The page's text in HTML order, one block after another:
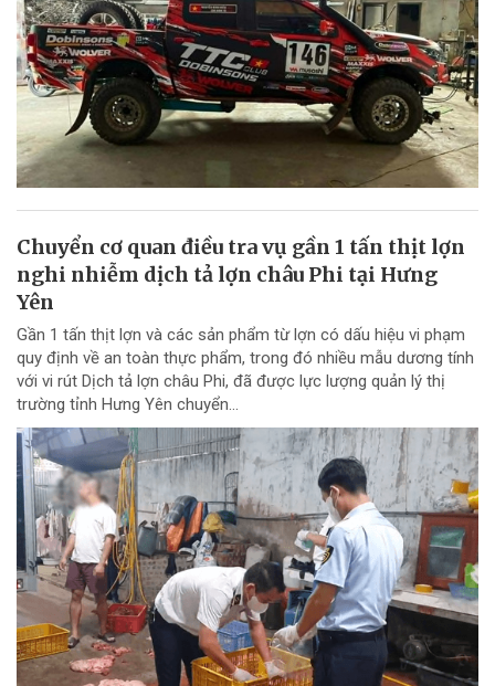
Chuyển cơ quan điều tra vụ gần 1 tấn thịt lợn
nghi nhiễm dịch tả lợn châu Phi tại Hưng
Yên
Gần 1 tấn thịt lợn và các sản phẩm từ lợn có dấu hiệu vi phạm
quy định về an toàn thực phẩm, trong đó nhiều mẫu dương tính
với vi rút Dịch tả lợn châu Phi, đã được lực lượng quản lý thị
trường tỉnh Hưng Yên chuyển...